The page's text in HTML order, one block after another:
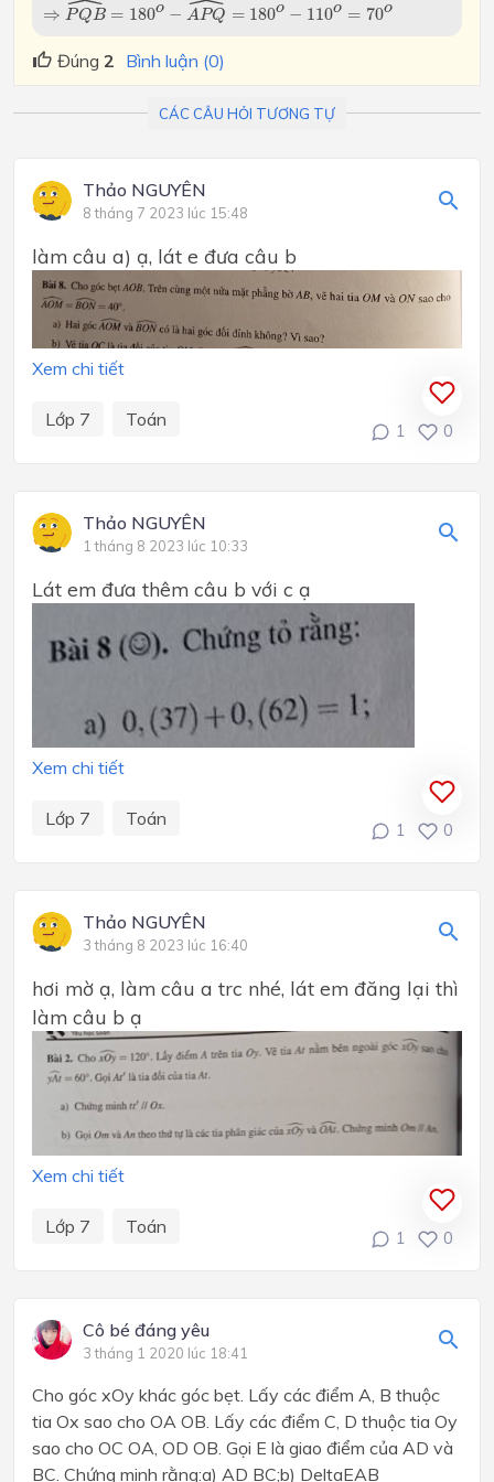
⇒ PQ B = 180o − A PQ = 180o − 110o = 70o
Đúng 2 Bình luận (0)
CÁC CÂU HỎI TƯƠNG TỰ
Thảo NGUYÊN
8 tháng 7 2023 lúc 15:48
làm câu a) ạ, lát e đưa câu b
Xem chi tiết
Lớp 7 Toán
1 0
Thảo NGUYÊN
1 tháng 8 2023 lúc 10:33
Lát em đưa thêm câu b với c ạ
Xem chi tiết
Lớp 7 Toán
1 0
Thảo NGUYÊN
3 tháng 8 2023 lúc 16:40
hơi mờ ạ, làm câu a trc nhé, lát em đăng lại thì
làm câu b ạ
Xem chi tiết
Lớp 7 Toán
1 0
Cô bé đáng yêu
3 tháng 1 2020 lúc 18:41
Cho góc xOy khác góc bẹt. Lấy các điểm A, B thuộc
tia Ox sao cho OA OB. Lấy các điểm C, D thuộc tia Oy
sao cho OC OA, OD OB. Gọi E là giao điểm của AD và
BC. Chứng minh rằng:a) AD BC;b) DeltaEAB